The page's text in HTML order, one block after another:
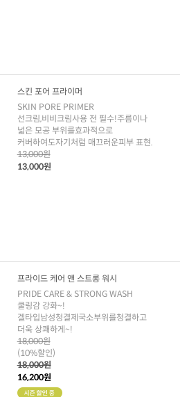
스킨 포어 프라이머
SKIN PORE PRIMER
선크림,비비크림사용 전 필수!주름이나
넓은 모공 부위를효과적으로
커버하여도자기처럼 매끄러운피부 표현.
13,000원
13,000원
프라이드 케어 앤 스트롱 워시
PRIDE CARE & STRONG WASH
쿨링감 강화~!
겔타입남성청결제국소부위를청결하고
더욱 상쾌하게~!
18,000원
(10%할인)
18,000원
16,200원